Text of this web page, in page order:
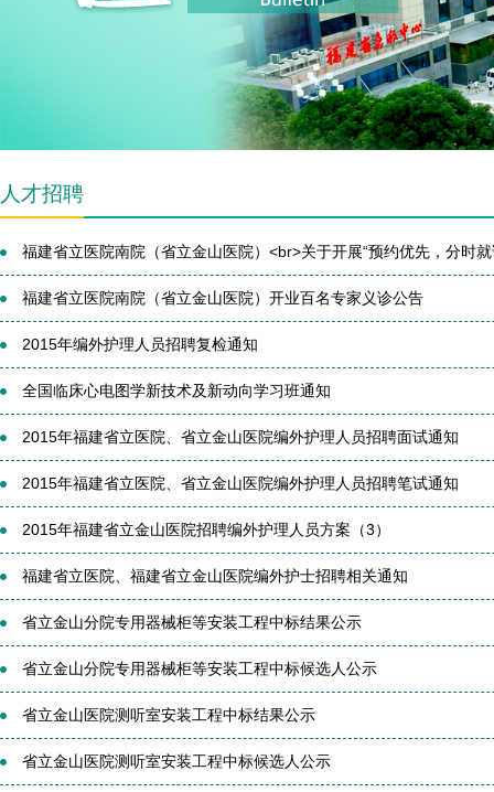
人才招聘
福建省立医院南院（省立金山医院）<br>关于开展“预约优先，分时就
福建省立医院南院（省立金山医院）开业百名专家义诊公告
2015年编外护理人员招聘复检通知
全国临床心电图学新技术及新动向学习班通知
2015年福建省立医院、省立金山医院编外护理人员招聘面试通知
2015年福建省立医院、省立金山医院编外护理人员招聘笔试通知
2015年福建省立金山医院招聘编外护理人员方案（3）
福建省立医院、福建省立金山医院编外护士招聘相关通知
省立金山分院专用器械柜等安装工程中标结果公示
省立金山分院专用器械柜等安装工程中标候选人公示
省立金山医院测听室安装工程中标结果公示
省立金山医院测听室安装工程中标候选人公示